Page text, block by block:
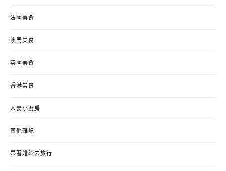
法國美食
澳門美食
英國美食
香港美食
人妻小廚房
其他雜記
帶著婚紗去旅行